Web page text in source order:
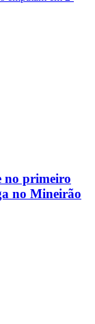
no primeiro
no Mineirão